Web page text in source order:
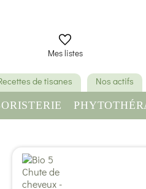
Mes listes
de tisanes Nos actifs
ÊTRE